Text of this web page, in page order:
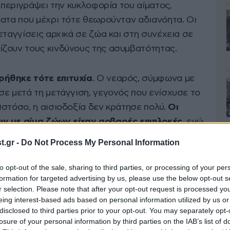
- Do Not Process My Personal Information
opt-out of the sale, sharing to third parties, or processing of your
for targeted advertising by us, please use the below opt-out
selection. Please note that after your opt-out request is processed
interest-based ads based on personal information utilized by us
to third parties prior to your opt-out. You may separately
of your personal information by third parties on the IAB’s list of
την κυκλοφορία του αίματος,
που μέχρι τότε θεωρούνταν αδιανόητα. Οι
αρχικά σε ζώα και στη συνέχεια σε
τους κινδύνους της ασυμβατότητας.
τότε επιτυχία. Ο νεαρός, σύμφωνα με
μετά τη μετάγγιση, γεγονός που ενίσχυσε το
η αισιοδοξία δεν κράτησε πολύ. Οι
με αίμα ζώων είχαν σοβαρές επιπλοκές, ενώ
αντιδράσεις σε ιατρικούς και νομικούς
σε άνθρωπο απαγορεύτηκε στη Γαλλία και
του 1660, καθώς οι κίνδυνοι ήταν πλέον
δεν γνώριζαν ούτε τις ομάδες αίματος
και ασυμβατότητας. Η ανακάλυψη των